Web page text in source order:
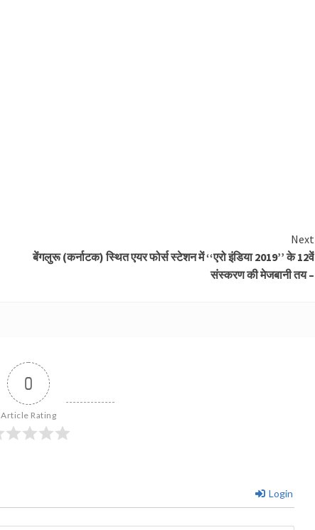
Next
बेंगलुरू (कर्नाटक) स्थित एयर फोर्स स्‍टेशन में ‘‘एरो इंडिया 2019’’ के 12वें
संस्‍करण की मेजबानी तय –
0
Article Rating
Login